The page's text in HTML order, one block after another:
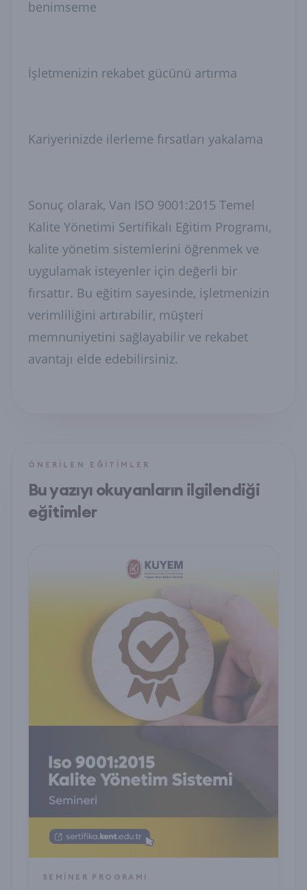
benimseme
İşletmenizin rekabet gücünü artırma
Kariyerinizde ilerleme fırsatları yakalama
Sonuç olarak, Van ISO 9001:2015 Temel
Kalite Yönetimi Sertifikalı Eğitim Programı,
kalite yönetim sistemlerini öğrenmek ve
uygulamak isteyenler için değerli bir
fırsattır. Bu eğitim sayesinde, işletmenizin
verimliliğini artırabilir, müşteri
memnuniyetini sağlayabilir ve rekabet
avantajı elde edebilirsiniz.
ÖNERILEN EĞITIMLER
Bu yazıyı okuyanların ilgilendiği
eğitimler
SEMINER PROGRAMI